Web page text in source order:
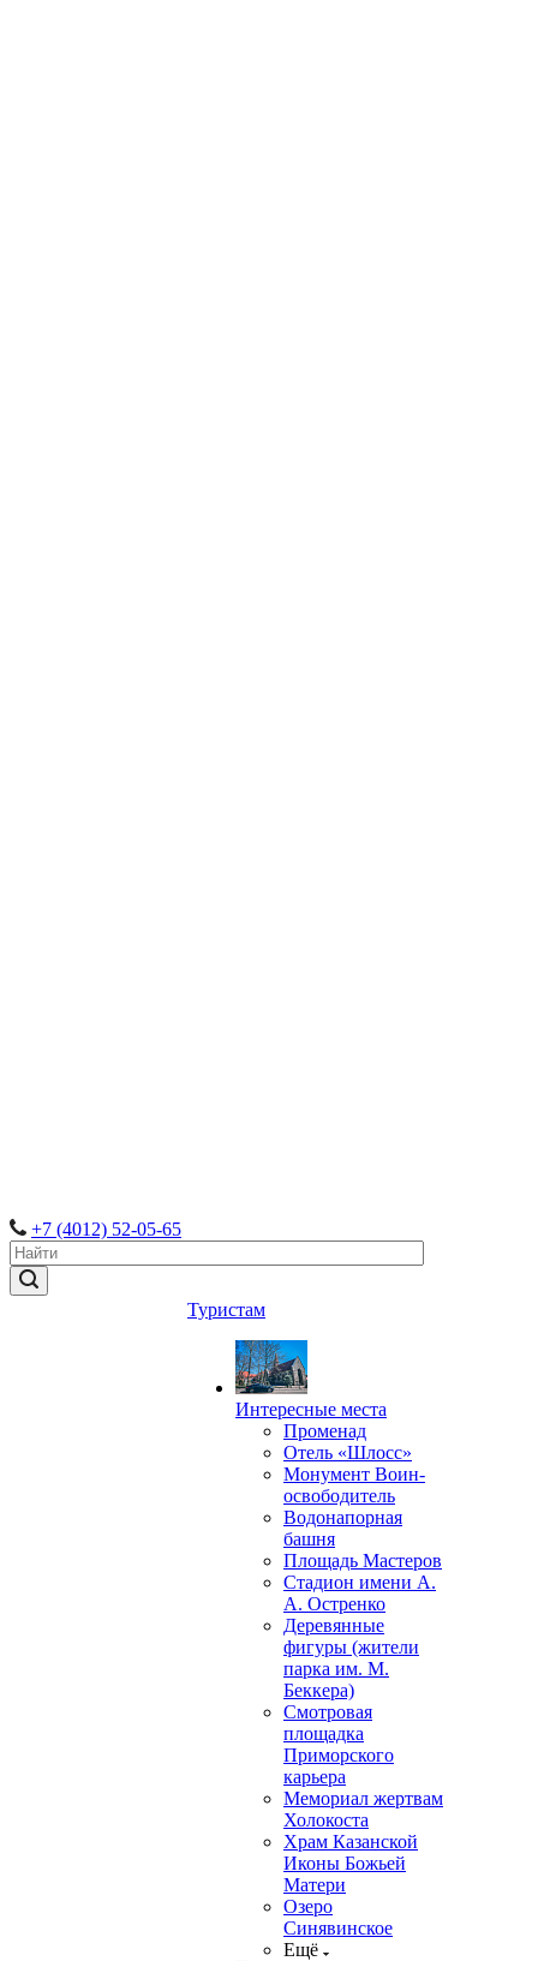
+7 (4012) 52-05-65
Туристам
Интересные места
Променад
Отель «Шлосс»
Монумент Воин-
освободитель
Водонапорная
башня
Площадь Мастеров
Стадион имени А.
А. Остренко
Деревянные
фигуры (жители
парка им. М.
Беккера)
Смотровая
площадка
Приморского
карьера
Мемориал жертвам
Холокоста
Храм Казанской
Иконы Божьей
Матери
Озеро
Синявинское
Ещё